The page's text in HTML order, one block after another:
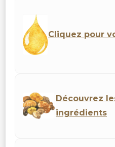
Cliquez pour
Découvrez
ingrédients